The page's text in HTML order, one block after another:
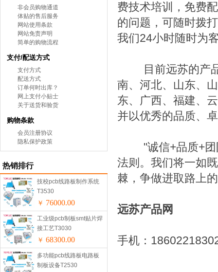
非会员购物通道
体贴的售后服务
网站使用条款
网站免责声明
简单的购物流程
支付/配送方式
支付方式
配送方式
订单何时出库？
网上支付小贴士
关于送货和验货
购物条款
会员注册协议
隐私保护政策
热销排行
技校pcb线路板制作系统
T3530
￥ 76000.00
工业级pcb制板smt贴片焊
接工艺T3030
￥ 68300.00
多功能pcb线路板电路板
制板设备T2530
费技术培训，免费
的问题，可随时拨
我们24小时随时为
目前远苏的产品
南、河北、山东、
东、广西、福建、
并以优秀的品质、
"诚信+品质+团队
法则。我们将一如
棘，争做进取路上
远苏产品网
手机：